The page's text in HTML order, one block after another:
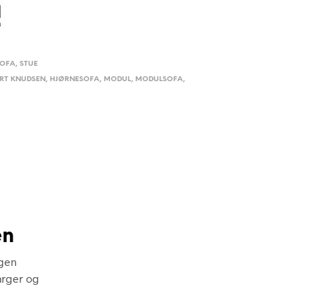
,STUE
KNUDSEN , HJØRNESOFA, MODUL, MODULSOFA,
og